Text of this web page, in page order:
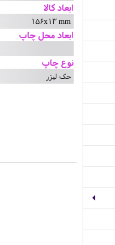
ابعاد کالا
156x13 mm
ابعاد محل چاپ
نوع چاپ
حک لیزر